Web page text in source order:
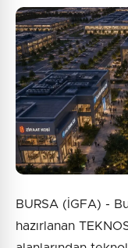
BURSA (İGFA) -
hazırlanan